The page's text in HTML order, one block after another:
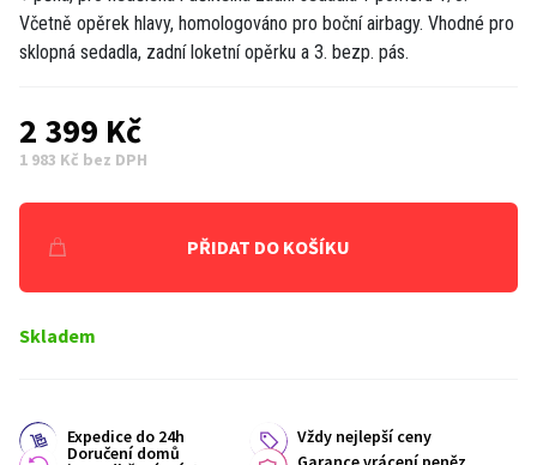
Včetně opěrek hlavy, homologováno pro boční airbagy. Vhodné pro
sklopná sedadla, zadní loketní opěrku a 3. bezp. pás.
2 399 Kč
1 983 Kč bez DPH
PŘIDAT DO KOŠÍKU
Skladem
Expedice do 24h Vždy nejlepší ceny
Doručení domů